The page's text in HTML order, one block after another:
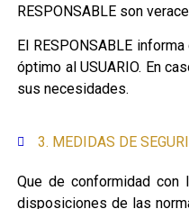
RESPONSABLE son
El RESPONSABLE
óptimo al USUARIO. En
sus necesidades.
3. MEDIDAS DE
Que de conformidad con
disposiciones de las